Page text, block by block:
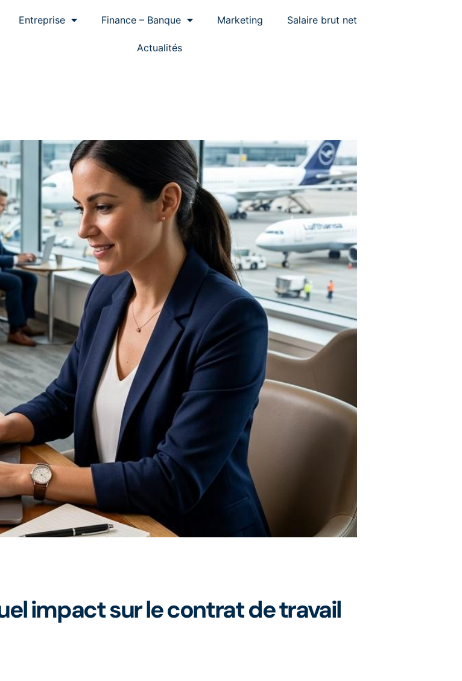
Entreprise Finance – Banque Marketing Salaire brut net
Actualités
impact sur le contrat de travail